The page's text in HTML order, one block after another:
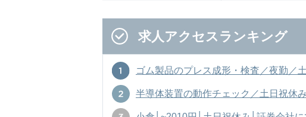
求人アクセスランキング
ゴム製品のプレス成形・検査／夜勤／
半導体装置の動作チェック／土日祝休